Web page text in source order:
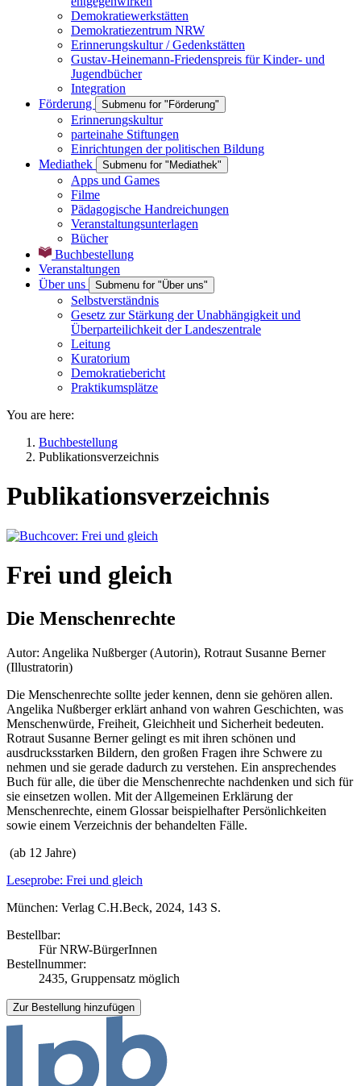
Demokratiewerkstätten
Demokratiezentrum NRW
Erinnerungskultur / Gedenkstätten
Gustav-Heinemann-Friedenspreis für Kinder- und
Jugendbücher
Integration
Förderung
Submenu for "Förderung"
Erinnerungskultur
parteinahe Stiftungen
Einrichtungen der politischen Bildung
Mediathek
Submenu for "Mediathek"
Apps und Games
Filme
Pädagogische Handreichungen
Veranstaltungsunterlagen
Bücher
Buchbestellung
Veranstaltungen
Über uns
Submenu for "Über uns"
Selbstverständnis
Gesetz zur Stärkung der Unabhängigkeit und
Überparteilichkeit der Landeszentrale
Leitung
Kuratorium
Demokratiebericht
Praktikumsplätze
You are here:
Buchbestellung
Publikationsverzeichnis
Publikationsverzeichnis
Frei und gleich
Die Menschenrechte
Autor: Angelika Nußberger (Autorin), Rotraut Susanne Berner
(Illustratorin)
Die Menschenrechte sollte jeder kennen, denn sie gehören allen.
Angelika Nußberger erklärt anhand von wahren Geschichten, was
Menschenwürde, Freiheit, Gleichheit und Sicherheit bedeuten.
Rotraut Susanne Berner gelingt es mit ihren schönen und
ausdrucksstarken Bildern, den großen Fragen ihre Schwere zu
nehmen und sie gerade dadurch zu verstehen. Ein ansprechendes
Buch für alle, die über die Menschenrechte nachdenken und sich für
sie einsetzen wollen. Mit der Allgemeinen Erklärung der
Menschenrechte, einem Glossar beispielhafter Persönlichkeiten
sowie einem Verzeichnis der behandelten Fälle.
(ab 12 Jahre)
Leseprobe: Frei und gleich
München: Verlag C.H.Beck, 2024, 143 S.
Bestellbar:
Für NRW-BürgerInnen
Bestellnummer:
2435, Gruppensatz möglich
Zur Bestellung hinzufügen